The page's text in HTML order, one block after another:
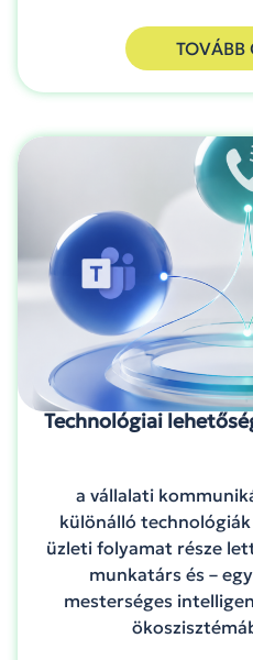
TOVÁBB
Technológiai
a vállalati
különálló
üzleti folyamat része
munkatárs és –
mesterséges